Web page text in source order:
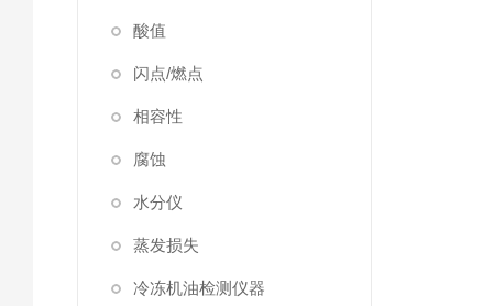
酸值
闪点/燃点
相容性
腐蚀
水分仪
蒸发损失
冷冻机油检测仪器